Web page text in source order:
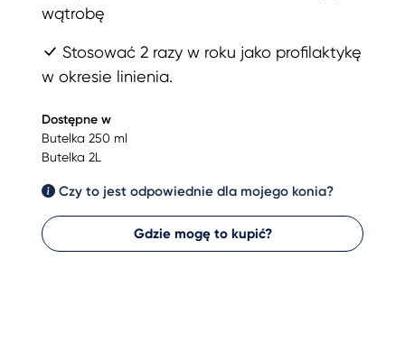
wątrobę
Stosować 2 razy w roku jako profilaktykę
w okresie linienia.
Dostępne w
Butelka 250 ml
Butelka 2L
Czy to jest odpowiednie dla mojego konia?
Gdzie mogę to kupić?